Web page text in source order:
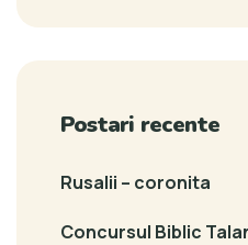
Postari recente
Rusalii – coronita
Concursul Biblic